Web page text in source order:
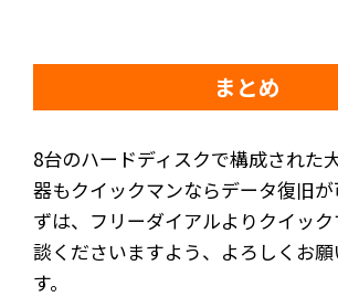
まとめ
8台のハードディスクで構成された
器もクイックマンならデータ復旧が
ずは、フリーダイアルよりクイッ
談くださいますよう、よろしくお願
す。